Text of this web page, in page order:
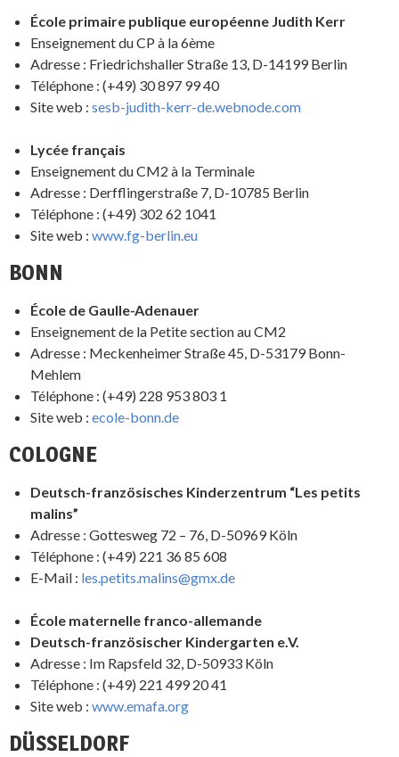
École primaire publique européenne Judith Kerr
Enseignement du CP à la 6ème
Adresse : Friedrichshaller Straße 13, D-14199 Berlin
Téléphone : (+49) 30 897 99 40
Site web : sesb-judith-kerr-de.webnode.com
Lycée français
Enseignement du CM2 à la Terminale
Adresse : Derfflingerstraße 7, D-10785 Berlin
Téléphone : (+49) 302 62 1041
Site web : www.fg-berlin.eu
BONN
École de Gaulle-Adenauer
Enseignement de la Petite section au CM2
Adresse : Meckenheimer Straße 45, D-53179 Bonn-
Mehlem
Téléphone : (+49) 228 953 803 1
Site web : ecole-bonn.de
COLOGNE
Deutsch-französisches Kinderzentrum “Les petits
malins”
Adresse : Gottesweg 72 – 76, D-50969 Köln
Téléphone : (+49) 221 36 85 608
E-Mail : les.petits.malins@gmx.de
École maternelle franco-allemande
Deutsch-französischer Kindergarten e.V.
Adresse : Im Rapsfeld 32, D-50933 Köln
Téléphone : (+49) 221 499 20 41
Site web : www.emafa.org
DÜSSELDORF